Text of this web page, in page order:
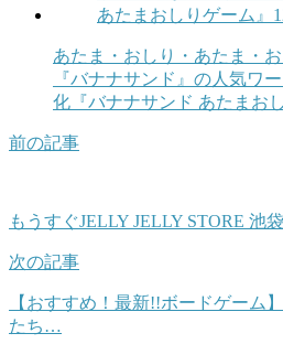
あたま・おしり・あたま・
『バナナサンド』の人気ワ
化『バナナサンド あたまお
前の記事
もうすぐJELLY JELLY STORE
次の記事
【おすすめ！最新!!ボードゲーム
たち…